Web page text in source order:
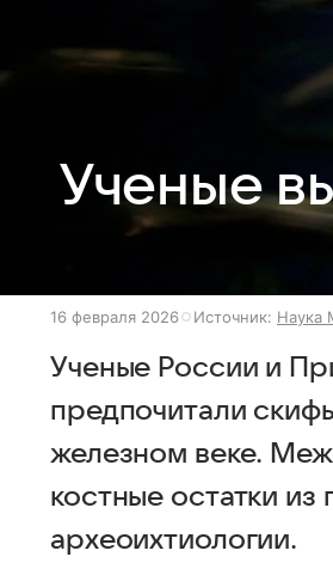
Ученые
16 февраля 2026 Источник: Наука
Ученые России и
предпочитали
железном веке.
костные остатки
археоихтиологии.